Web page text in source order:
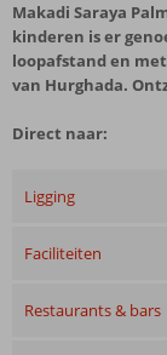
Makadi Saraya
kinderen is er
loopafstand en
van Hurghada.
Direct naar:
Ligging
Faciliteiten
Restaurants & bars